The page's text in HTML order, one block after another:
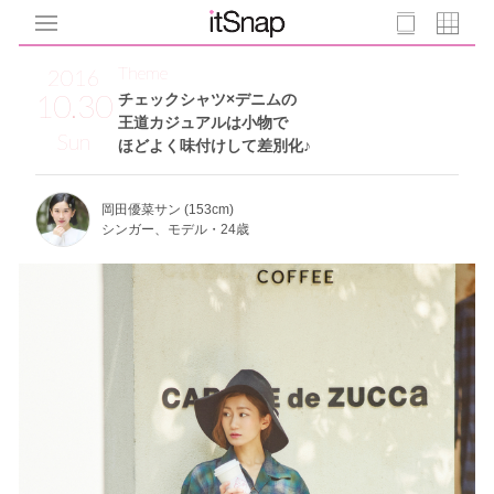
2016
10.30
Sun
チェックシャツ×デニムの
王道カジュアルは小物で
ほどよく味付けして差別化♪
Theme
岡田優菜サン (153cm)
シンガー、モデル・24歳